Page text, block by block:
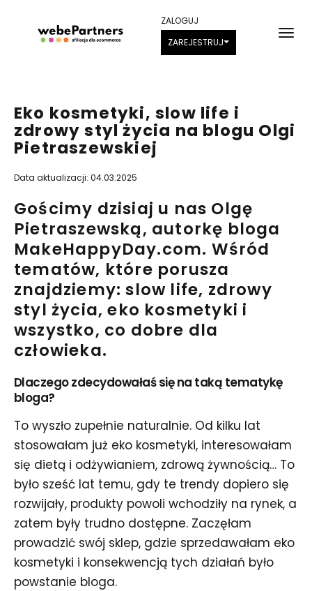
ZALOGUJ
ZAREJESTRUJ
Eko kosmetyki, slow life i
zdrowy styl życia na blogu Olgi
Pietraszewskiej
Data aktualizacji: 04.03.2025
Gościmy dzisiaj u nas Olgę
Pietraszewską, autorkę bloga
MakeHappyDay.com. Wśród
tematów, które porusza
znajdziemy:slow life, zdrowy
styl życia, eko kosmetyki i
wszystko, co dobre dla
człowieka.
Dlaczego zdecydowałaś się na taką tematykę
bloga?
To wyszło zupełnie naturalnie. Od kilku lat
stosowałam już eko kosmetyki, interesowałam
się dietą i odżywianiem, zdrową żywnością… To
było sześć lat temu, gdy te trendy dopiero się
rozwijały, produkty powoli wchodziły na rynek, a
zatem były trudno dostępne. Zaczęłam
prowadzić swój sklep, gdzie sprzedawałam eko
kosmetyki i konsekwencją tych działań było
powstanie bloga.